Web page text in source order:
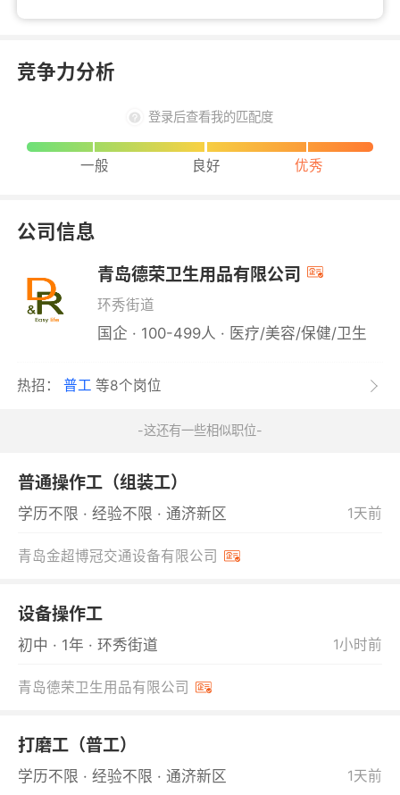
竞争力分析
登录后查看我的匹配度
一般 良好 优秀
公司信息
青岛德荣卫生用品有限公司
环秀街道
国企 · 100-499人 · 医疗/美容/保健/卫生
热招：普工 等8个岗位
-这还有一些相似职位-
普通操作工（组装工）
学历不限 · 经验不限 · 通济新区 1天前
青岛金超博冠交通设备有限公司
设备操作工
初中 · 1年 · 环秀街道 1小时前
青岛德荣卫生用品有限公司
打磨工（普工）
学历不限 · 经验不限 · 通济新区 1天前